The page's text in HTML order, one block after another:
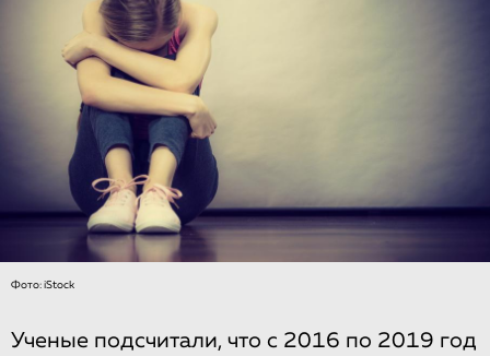
Фото: iStock
Ученые подсчитали, что с 2016 по 2019 год